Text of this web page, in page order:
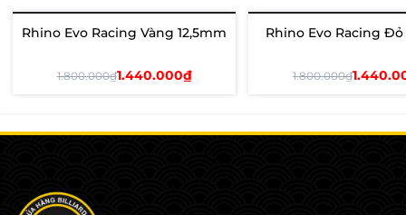
- 20%
Rhino Evo Racing Vàng 12,5mm
1.800.000₫1.440.000₫
Hết hàng
Rhino Evo Racing Đỏ
1.800.000₫